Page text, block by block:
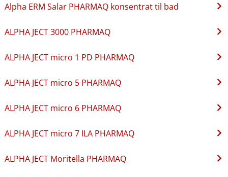
Alpha ERM Salar PHARMAQ konsentrat til bad
ALPHA JECT 3000 PHARMAQ
ALPHA JECT micro 1 PD PHARMAQ
ALPHA JECT micro 5 PHARMAQ
ALPHA JECT micro 6 PHARMAQ
ALPHA JECT micro 7 ILA PHARMAQ
ALPHA JECT Moritella PHARMAQ